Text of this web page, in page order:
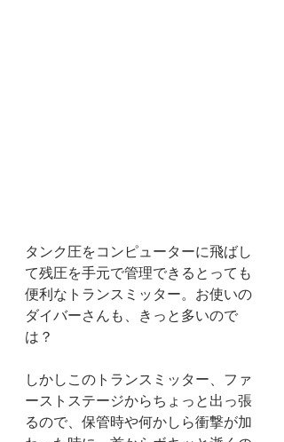
タンク圧をコンピューターに飛ばし
て残圧を手元で管理できるとっても
便利なトランスミッター。お使いの
ダイバーさんも、きっと多いので
は？
しかしこのトランスミッター、ファ
ーストステージからちょっと出っ張
るので、保管時や何かしら衝撃が加